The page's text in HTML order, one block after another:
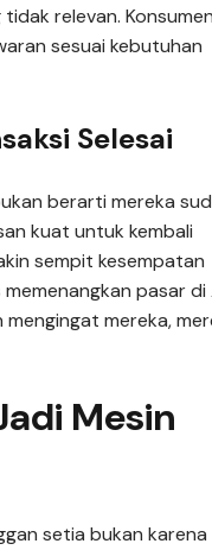
relevan.
sesuai kebutuhan
Selesai
berarti mereka
kuat untuk kembali
sempit kesempatan
pasar di
mereka,
Mesin
setia bukan karena